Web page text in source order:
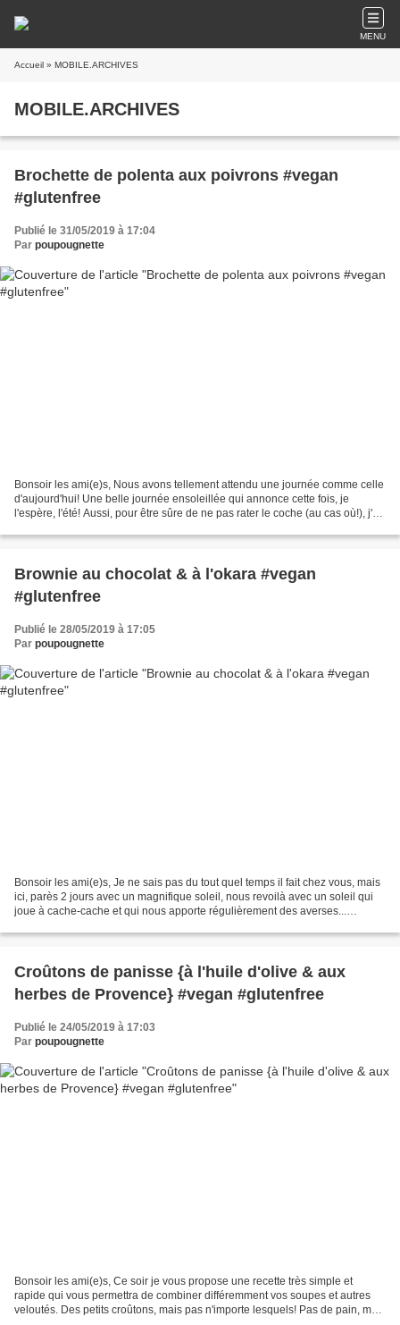
MENU
Accueil » MOBILE.ARCHIVES
MOBILE.ARCHIVES
Brochette de polenta aux poivrons #vegan
#glutenfree
Publié le 31/05/2019 à 17:04
Par poupougnette
Bonsoir les ami(e)s, Nous avons tellement attendu une journée comme celle
d'aujourd'hui! Une belle journée ensoleillée qui annonce cette fois, je
l'espère, l'été! Aussi, pour être sûre de ne pas rater le coche (au cas où!), j'ai
Brownie au chocolat & à l'okara #vegan
#glutenfree
Publié le 28/05/2019 à 17:05
Par poupougnette
Bonsoir les ami(e)s, Je ne sais pas du tout quel temps il fait chez vous, mais
ici, parès 2 jours avec un magnifique soleil, nous revoilà avec un soleil qui
joue à cache-cache et qui nous apporte régulièrement des averses...
Croûtons de panisse {à l'huile d'olive & aux
herbes de Provence} #vegan #glutenfree
Publié le 24/05/2019 à 17:03
Par poupougnette
Bonsoir les ami(e)s, Ce soir je vous propose une recette très simple et
rapide qui vous permettra de combiner différemment vos soupes et autres
veloutés. Des petits croûtons, mais pas n'importe lesquels! Pas de pain, mais